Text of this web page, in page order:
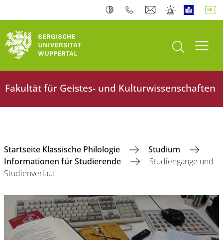
Suche öffnen
Fakultät für Geistes- und Kulturwissenschaften
Startseite Klassische Philologie
Studium
Informationen für Studierende
Studiengänge und
Studienverlauf